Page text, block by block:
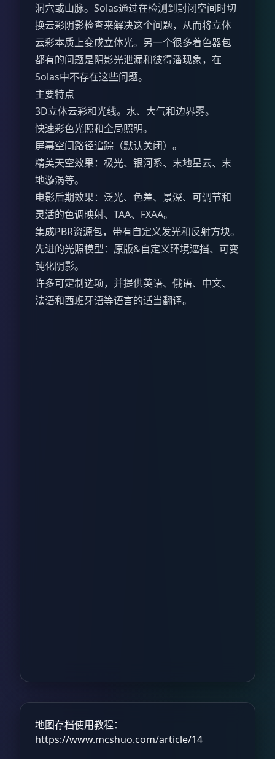
洞穴或山脉。Solas通过在检测到封闭空间时切
换云彩阴影检查来解决这个问题，从而将立体
云彩本质上变成立体光。另一个很多着色器包
都有的问题是阴影光泄漏和彼得潘现象，在
Solas中不存在这些问题。
主要特点
3D立体云彩和光线。水、大气和边界雾。
快速彩色光照和全局照明。
屏幕空间路径追踪（默认关闭）。
精美天空效果：极光、银河系、末地星云、末
地漩涡等。
电影后期效果：泛光、色差、景深、可调节和
灵活的色调映射、TAA、FXAA。
集成PBR资源包，带有自定义发光和反射方块。
先进的光照模型：原版&自定义环境遮挡、可变
钝化阴影。
许多可定制选项，并提供英语、俄语、中文、
法语和西班牙语等语言的适当翻译。
地图存档使用教程：
https://www.mcshuo.com/article/14